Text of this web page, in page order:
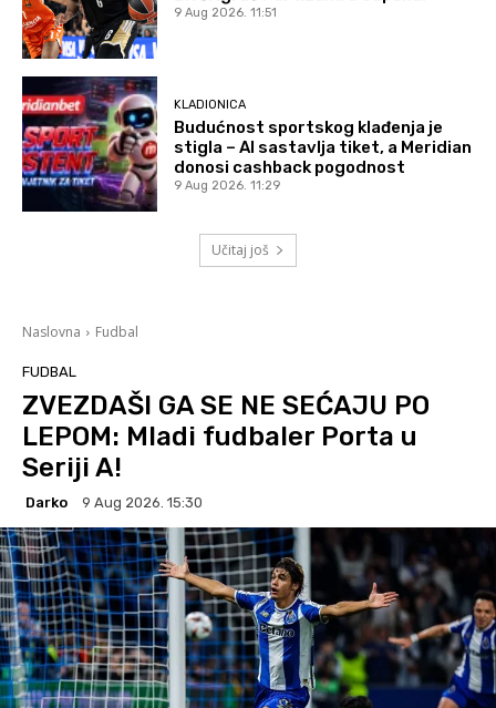
9 Aug 2026. 11:51
KLADIONICA
Budućnost sportskog klađenja je
stigla – AI sastavlja tiket, a Meridian
donosi cashback pogodnost
9 Aug 2026. 11:29
Učitaj još